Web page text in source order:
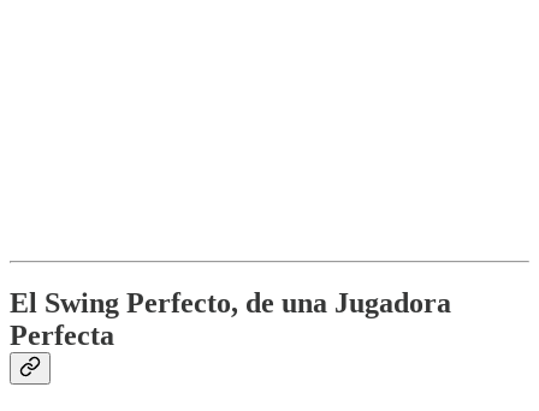
El Swing Perfecto, de una Jugadora
Perfecta